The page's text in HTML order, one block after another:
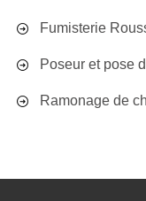
Fumisterie
Poseur et pose
Ramonage de